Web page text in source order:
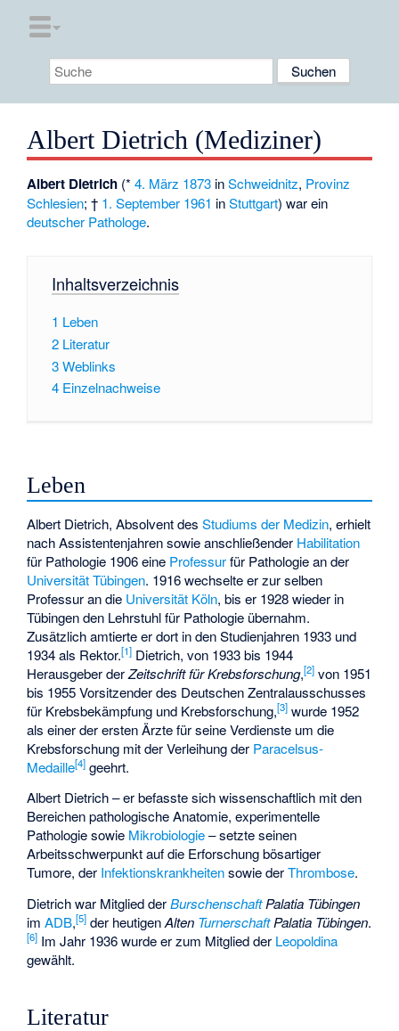
Albert Dietrich (Mediziner)
Albert Dietrich (*4. März 1873 inSchweidnitz, Provinz
Schlesien; † 1. September 1961 inStuttgart) war ein
deutscher Pathologe.
Inhaltsverzeichnis
1 Leben
2 Literatur
3Weblinks
4 Einzelnachweise
Leben
Albert Dietrich, Absolvent desStudiums der Medizin, erhielt
nach Assistentenjahren sowie anschließender Habilitation
für Pathologie 1906 eine Professurfür Pathologie an der
Universität Tübingen. 1916 wechselte er zur selben
Professur an die Universität Köln, bis er 1928 wieder in
Tübingen den Lehrstuhl für Pathologie übernahm.
Zusätzlich amtierte er dort in den Studienjahren 1933 und
1934 als Rektor.[1] Dietrich, von 1933 bis 1944
Herausgeber derZeitschrift für Krebsforschung,[2] von 1951
bis 1955 Vorsitzender des Deutschen Zentralausschusses
für Krebsbekämpfung und Krebsforschung,[3] wurde 1952
als einer der ersten Ärzte für seine Verdienste um die
Krebsforschung mit der Verleihung der Paracelsus-
Medaille[4] geehrt.
Albert Dietrich – er befasste sich wissenschaftlich mit den
Bereichen pathologische Anatomie, experimentelle
Pathologie sowie Mikrobiologie– setzte seinen
Arbeitsschwerpunkt auf die Erforschungbösartiger
Tumore, der Infektionskrankheitensowie derThrombose.
Dietrich war Mitglied derBurschenschaftPalatia Tübingen
imADB,[5] der heutigenAlten TurnerschaftPalatia Tübingen.
[6] Im Jahr 1936 wurde er zum Mitglied der Leopoldina
gewählt.
Literatur